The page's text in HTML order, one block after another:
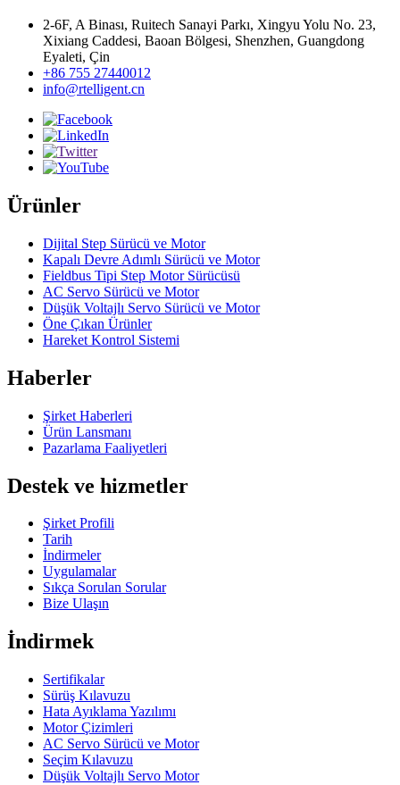
2-6F, A Binası, Ruitech Sanayi Parkı, Xingyu Yolu No. 23,
Xixiang Caddesi, Baoan Bölgesi, Shenzhen, Guangdong
Eyaleti, Çin
+86 755 27440012
info@rtelligent.cn
Ürünler
Dijital Step Sürücü ve Motor
Kapalı Devre Adımlı Sürücü ve Motor
Fieldbus Tipi Step Motor Sürücüsü
AC Servo Sürücü ve Motor
Düşük Voltajlı Servo Sürücü ve Motor
Öne Çıkan Ürünler
Hareket Kontrol Sistemi
Haberler
Şirket Haberleri
Ürün Lansmanı
Pazarlama Faaliyetleri
Destek ve hizmetler
Şirket Profili
Tarih
İndirmeler
Uygulamalar
Sıkça Sorulan Sorular
Bize Ulaşın
İndirmek
Sertifikalar
Sürüş Kılavuzu
Hata Ayıklama Yazılımı
Motor Çizimleri
AC Servo Sürücü ve Motor
Seçim Kılavuzu
Düşük Voltajlı Servo Motor